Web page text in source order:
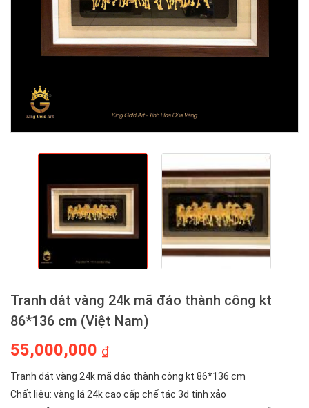
Tranh dát vàng 24k mã đáo thành công kt
86*136 cm (Việt Nam)
55,000,000 ₫
Tranh dát vàng 24k mã đáo thành công kt 86*136 cm
Chất liệu: vàng lá 24k cao cấp chế tác 3d tinh xảo